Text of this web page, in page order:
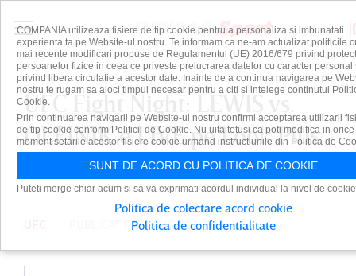
UFC Fight Night: LEWIS vs.
OLEINIK e LIVE pe Look Plus,
duminică, de la 04:00
PUBLICAT PE 4 AUG 2020
COMPANIA utilizeaza fisiere de tip cookie pentru a personaliza si imbunatati
experienta ta pe Website-ul nostru. Te informam ca ne-am actualizat politicile
mai recente modificari propuse de Regulamentul (UE) 2016/679 privind
persoanelor fizice in ceea ce priveste prelucrarea datelor cu caracter personal
privind libera circulatie a acestor date. Inainte de a continua navigarea pe
nostru te rugam sa aloci timpul necesar pentru a citi si intelege continutul
Cookie.
Prin continuarea navigarii pe Website-ul nostru confirmi acceptarea utilizarii
de tip cookie conform Politicii de Cookie. Nu uita totusi ca poti modifica in orice
moment setarile acestor fisiere cookie urmand instructiunile din Politica de
SUNT DE ACORD CU POLITICA DE COOKIE
Puteti merge chiar acum si sa va exprimati acordul individual la nivel de
Politica de colectare acord cookie
Politica de confidentialitate